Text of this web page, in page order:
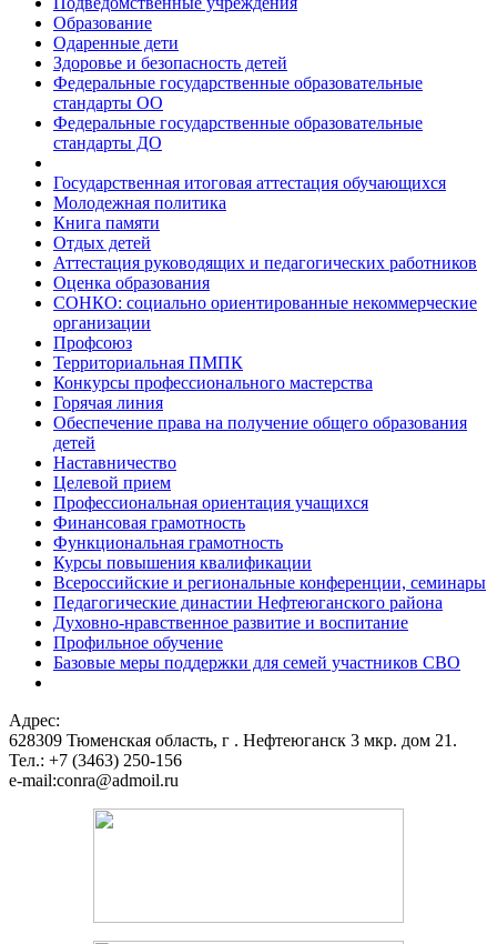
Образование
Одаренные дети
Здоровье и безопасность детей
Федеральные государственные образовательные
стандарты ОО
Федеральные государственные образовательные
стандарты ДО
Государственная итоговая аттестация обучающихся
Молодежная политика
Книга памяти
Отдых детей
Аттестация руководящих и педагогических работников
Оценка образования
СОНКО: социально ориентированные некоммерческие
организации
Профсоюз
Территориальная ПМПК
Конкурсы профессионального мастерства
Горячая линия
Обеспечение права на получение общего образования
детей
Наставничество
Целевой прием
Профессиональная ориентация учащихся
Финансовая грамотность
Функциональная грамотность
Курсы повышения квалификации
Всероссийские и региональные конференции, семинары
Педагогические династии Нефтеюганского района
Духовно-нравственное развитие и воспитание
Профильное обучение
Базовые меры поддержки для семей участников СВО
Адрес:
628309 Тюменская область, г . Нефтеюганск 3 мкр. дом 21.
Тел.: +7 (3463) 250-156
e-mail:conra@admoil.ru